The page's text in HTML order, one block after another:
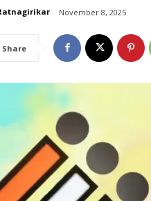
November 8, 2025
Share